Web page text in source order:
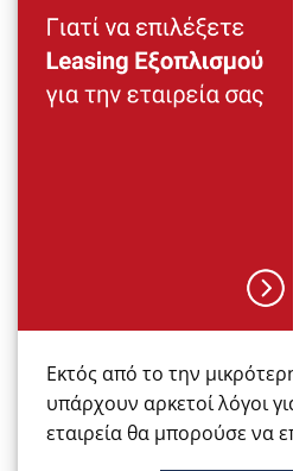
Εκτός από το την
υπάρχουν αρκετοί λόγοι
εταιρεία θα μπορούσε να